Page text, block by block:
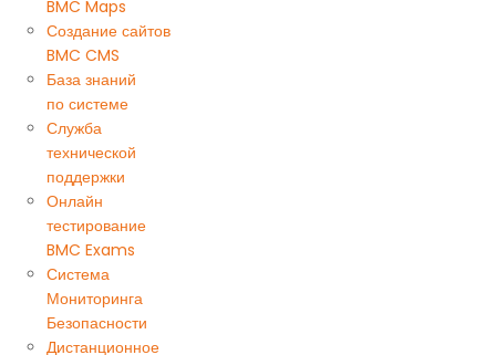
BMC Maps
Создание сайтов
BMC CMS
База знаний
по системе
Служба
технической
поддержки
Онлайн
тестирование
BMC Exams
Система
Мониторинга
Безопасности
Дистанционное